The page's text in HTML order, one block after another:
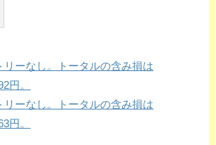
リーなし。トータルの含み損は
円。
リーなし。トータルの含み損は
円。